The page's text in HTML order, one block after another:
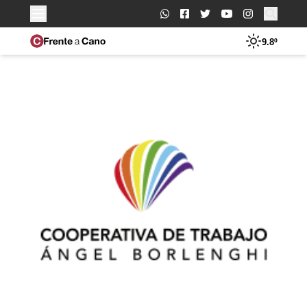
Buscar:
9.8º